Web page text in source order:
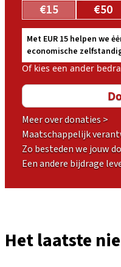
€15 €50
Met EUR 15 helpen we
economische
Of kies een ander
Meer over donaties >
Maatschappelijk
Zo besteden we jouw
Een andere bijdrage
Het laatste
Nieuwsbrief Juli
Lees het bericht ›